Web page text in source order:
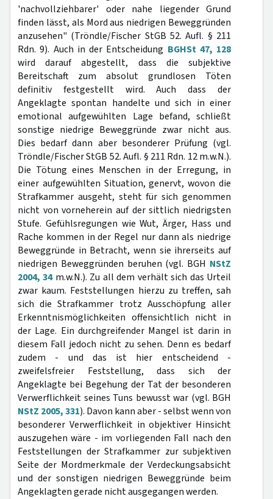
'nachvollziehbarer' oder nahe liegender Grund
finden lässt, als Mord aus niedrigen Beweggründen
anzusehen" (Tröndle/Fischer StGB 52. Aufl. § 211
Rdn. 9). Auch in der Entscheidung BGHSt 47, 128
wird darauf abgestellt, dass die subjektive
Bereitschaft zum absolut grundlosen Töten
definitiv festgestellt wird. Auch dass der
Angeklagte spontan handelte und sich in einer
emotional aufgewühlten Lage befand, schließt
sonstige niedrige Beweggründe zwar nicht aus.
Dies bedarf dann aber besonderer Prüfung (vgl.
Tröndle/Fischer StGB 52. Aufl. § 211 Rdn. 12 m.w.N.).
Die Tötung eines Menschen in der Erregung, in
einer aufgewühlten Situation, genervt, wovon die
Strafkammer ausgeht, steht für sich genommen
nicht von vorneherein auf der sittlich niedrigsten
Stufe. Gefühlsregungen wie Wut, Ärger, Hass und
Rache kommen in der Regel nur dann als niedrige
Beweggründe in Betracht, wenn sie ihrerseits auf
niedrigen Beweggründen beruhen (vgl. BGH NStZ
2004, 34m.w.N.). Zu all dem verhält sich das Urteil
zwar kaum. Feststellungen hierzu zu treffen, sah
sich die Strafkammer trotz Ausschöpfung aller
Erkenntnismöglichkeiten offensichtlich nicht in
der Lage. Ein durchgreifender Mangel ist darin in
diesem Fall jedoch nicht zu sehen. Denn es bedarf
zudem - und das ist hier entscheidend -
zweifelsfreier Feststellung, dass sich der
Angeklagte bei Begehung der Tat der besonderen
Verwerflichkeit seines Tuns bewusst war (vgl. BGH
NStZ 2005, 331). Davon kann aber - selbst wenn von
besonderer Verwerflichkeit in objektiver Hinsicht
auszugehen wäre - im vorliegenden Fall nach den
Feststellungen der Strafkammer zur subjektiven
Seite der Mordmerkmale der Verdeckungsabsicht
und der sonstigen niedrigen Beweggründe beim
Angeklagten gerade nicht ausgegangen werden.